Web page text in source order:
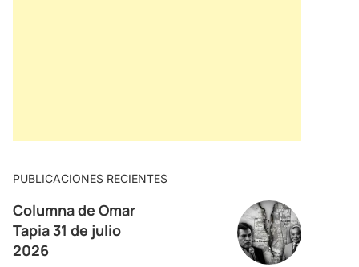
PUBLICACIONES RECIENTES
Columna de Omar
Tapia 31 de julio
2026